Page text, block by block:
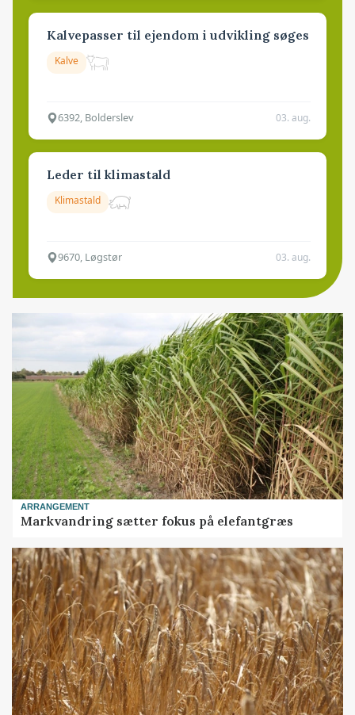
Kalvepasser til ejendom i udvikling søges
Kalve
6392, Bolderslev 03. aug.
Leder til klimastald
Klimastald
9670, Løgstør 03. aug.
ARRANGEMENT
Markvandring sætter fokus på elefantgræs